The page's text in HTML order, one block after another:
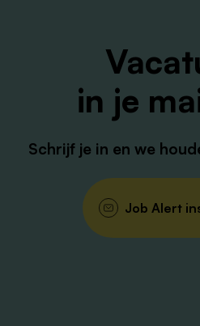
for you, upload your CV and
have any questions, get in
Charlotte Vasbinder on.
in je
Schrijf je in en we
Job Alert